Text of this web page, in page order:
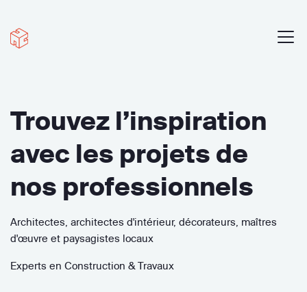
Trouvez l’inspiration
avec les projets de
nos professionnels
Architectes, architectes d'intérieur, décorateurs, maîtres
d'œuvre et paysagistes locaux
Experts en Construction & Travaux